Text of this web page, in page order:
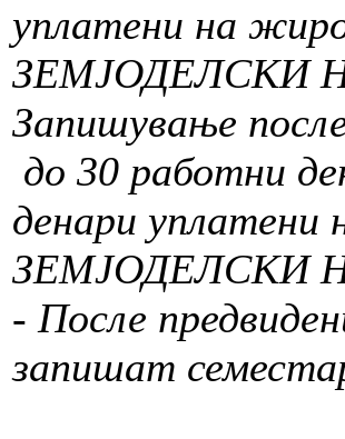
уплатени на
ЗЕМЈОДЕЛСКИ
Запишување
до 30 работни
денари
ЗЕМЈОДЕЛСКИ
- После
запишат